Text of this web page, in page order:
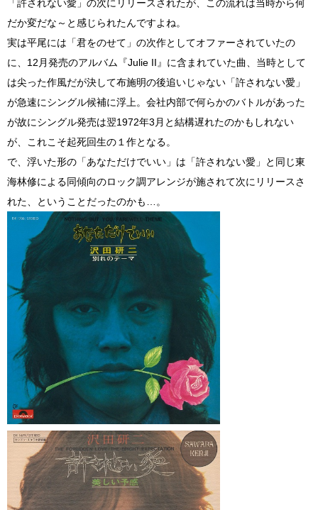
「許されない愛」の次にリリースされたが、この流れは当時から何
だか変だな～と感じられたんですよね。
実は平尾には「君をのせて」の次作としてオファーされていたの
に、12月発売のアルバム『Julie II』に含まれていた曲、当時として
は尖った作風だが決して布施明の後追いじゃない「許されない愛」
が急速にシングル候補に浮上。会社内部で何らかのバトルがあった
が故にシングル発売は翌1972年3月と結構遅れたのかもしれない
が、これこそ起死回生の１作となる。
で、浮いた形の「あなただけでいい」は「許されない愛」と同じ東
海林修による同傾向のロック調アレンジが施されて次にリリースさ
れた、ということだったのかも…。